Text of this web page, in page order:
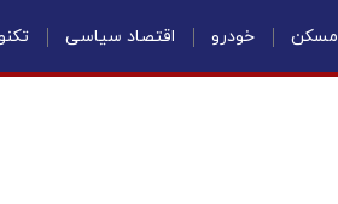
مسکن خودرو اقتصاد سیاسی